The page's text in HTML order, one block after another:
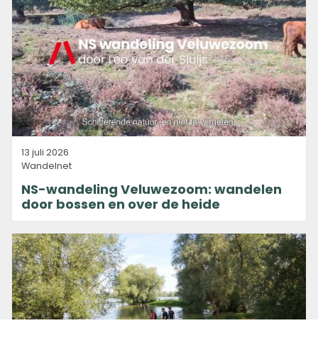
13 juli 2026
Wandelnet
NS-wandeling Veluwezoom: wandelen
door bossen en over de heide